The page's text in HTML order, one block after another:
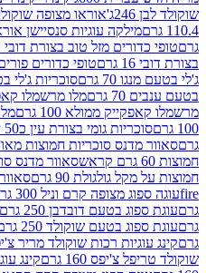
אוראו מצופה שוקולד חלב 246ג' - K
מילקה עוגיות סנסיישן אוראו 156 גרם
מזל טוב בצורת דובי ורוד 16 גרם
טופי כדורים פורים שמח בצורת
גרם
סוכריות ג'לי בטעם ליצ'י 70 גרם
מלו מרשמלו קאפקייק ממולא תות
ממולא 100 גרם
מלו מרשמלו
גומי בצורת עין כ50 יחידות 500 גרם
סוכריות חמוצות מאוד 60 גרם
סאוור מדנס סוכריות חמוצות
גולגולת 90 גרם
מצופה קרם וניל 300 גרם
בטעם דובדבן 250 גרם
בטעם שוקולד 250 גרם
רכות שוקולד מריר צ'יפס 160 גרם
160 גרם
קינג עוגיות רכות